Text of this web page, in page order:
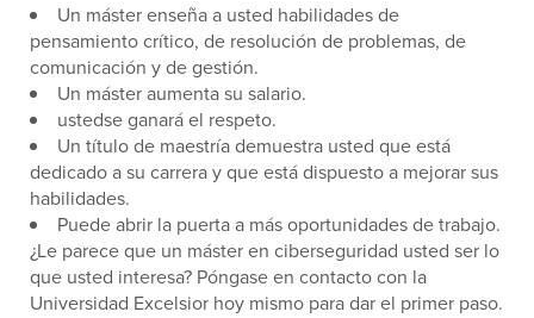
Un máster enseña a usted habilidades de
pensamiento crítico, de resolución de problemas, de
comunicación y de gestión.
Un máster aumenta su salario.
ustedse ganará el respeto.
Un título de maestría demuestra usted que está
dedicado a su carrera y que está dispuesto a mejorar sus
habilidades.
Puede abrir la puerta a más oportunidades de trabajo.
¿Le parece que un máster en ciberseguridad usted ser lo
que usted interesa? Póngase en contacto con la
Universidad Excelsior hoy mismo para dar el primer paso.